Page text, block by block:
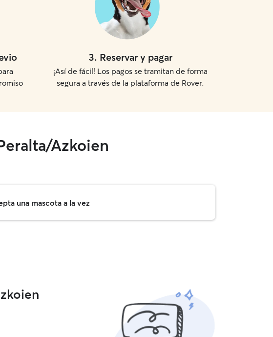
3. Reservar y pagar
¡Así de fácil! Los pagos se tramitan de forma
segura a través de la plataforma de Rover.
Azkoien
una mascota a la vez